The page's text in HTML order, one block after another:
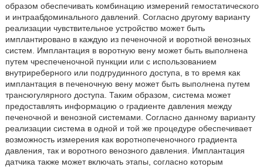
образом обеспечивать комбинацию измерений гемостатического
и интраабдоминального давлений. Согласно другому варианту
реализации чувствительное устройство может быть
имплантировано в каждую из печеночной и воротной венозных
систем. Имплантация в воротную вену может быть выполнена
путем чреспеченочной пункции или с использованием
внутриреберного или подгрудинного доступа, в то время как
имплантация в печеночную вену может быть выполнена путем
трансюгулярного доступа. Таким образом, система может
предоставлять информацию о градиенте давления между
печеночной и венозной системами. Согласно данному варианту
реализации система в одной и той же процедуре обеспечивает
возможность измерения как воротнопеченочного градиента
давления, так и воротного венозного давления. Имплантация
датчика также может включать этапы, согласно которым